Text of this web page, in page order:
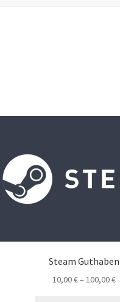
Steam Guthaben
10,00€– 100,00€